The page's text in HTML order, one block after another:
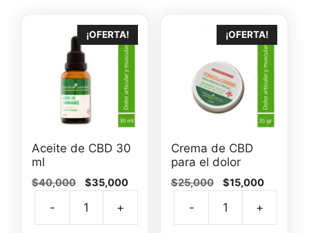
¡OFERTA!
Aceite de CBD 30
ml
$40,000
El
original
era:
$35,000El
es:
- +
¡OFERTA!
Crema de CBD
para el dolor
$25,000
El
original
era:
$15,000El
es:
- +